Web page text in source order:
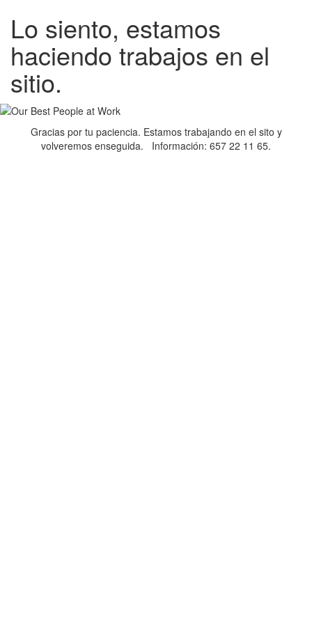
Lo siento, estamos
haciendo trabajos en el
sitio.
Gracias por tu paciencia. Estamos trabajando en el sito y
volveremos enseguida. Información: 657 22 11 65.